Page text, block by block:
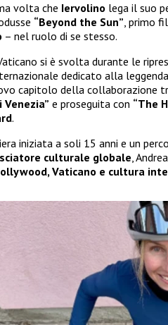
volta che Iervolino lega il suo
“Beyond the Sun”, primo
– nel ruolo di se stesso.
si è svolta durante le
dedicato alla
capitolo della collaborazione
e proseguita con “The
.
iniziata a soli 15 anni e un
culturale globale,
Vaticano e cultura